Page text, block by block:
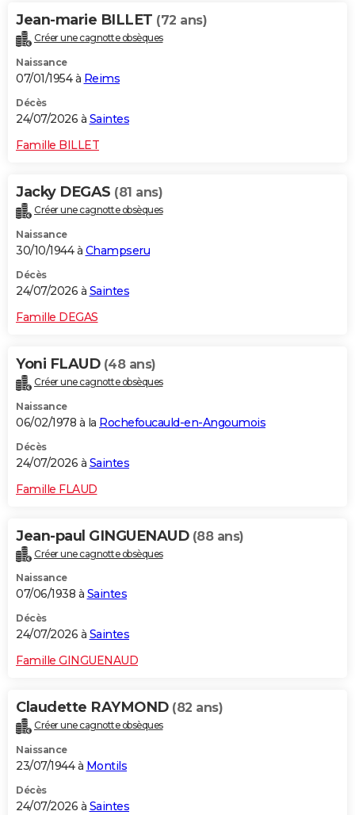
Jean-marie BILLET (72 ans)
Créer une cagnotte obsèques
Naissance
07/01/1954 à Reims
Décès
24/07/2026 à Saintes
Famille BILLET
Jacky DEGAS (81 ans)
Créer une cagnotte obsèques
Naissance
30/10/1944 à Champseru
Décès
24/07/2026 à Saintes
Famille DEGAS
Yoni FLAUD (48 ans)
Créer une cagnotte obsèques
Naissance
06/02/1978 à la Rochefoucauld-en-Angoumois
Décès
24/07/2026 à Saintes
Famille FLAUD
Jean-paul GINGUENAUD (88 ans)
Créer une cagnotte obsèques
Naissance
07/06/1938 à Saintes
Décès
24/07/2026 à Saintes
Famille GINGUENAUD
Claudette RAYMOND (82 ans)
Créer une cagnotte obsèques
Naissance
23/07/1944 à Montils
Décès
24/07/2026 à Saintes